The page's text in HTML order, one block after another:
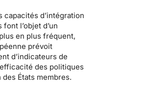
capacités d’intégration
l’objet d’un
en plus fréquent,
prévoit
d’indicateurs de
des politiques
des États membres.